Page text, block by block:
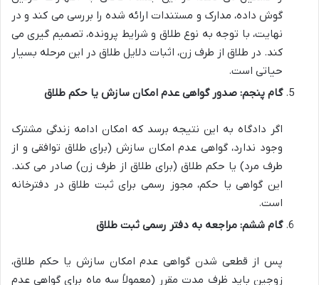
گوش داده، مدارک و مستندات ارائه شده را بررسی می کند و در
نهایت، با توجه به نوع طلاق و شرایط پرونده، تصمیم گیری می
کند. در طلاق از طرف زن، اثبات دلایل طلاق در این مرحله بسیار
حیاتی است.
گام پنجم: صدور گواهی عدم امکان سازش یا حکم طلاق
اگر دادگاه به این نتیجه برسد که امکان ادامه زندگی مشترک
وجود ندارد، گواهی عدم امکان سازش (برای طلاق توافقی و از
طرف مرد) یا حکم طلاق (برای طلاق از طرف زن) صادر می کند.
این گواهی یا حکم، مجوز رسمی برای ثبت طلاق در دفترخانه
است.
گام ششم: مراجعه به دفتر رسمی ثبت طلاق
پس از قطعی شدن گواهی عدم امکان سازش یا حکم طلاق،
زوجین باید ظرف مدت مقرر (معمولاً سه ماه برای گواهی عدم